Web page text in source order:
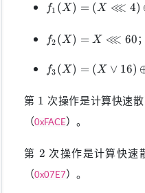
f_1(X)=
(X\lll
51966
f1 (X) = (X ⋘ 4)
f_2(X)=X\lll
60
f2 (X) = X ⋘ 60；
f_3(X)=
(X\lor
15
f3 (X) = (X ∨ 16)
第 1
1 次操作是计算快速
（0xFACE）。
第 2
2 次操作是计算快速
（0x07E7）。